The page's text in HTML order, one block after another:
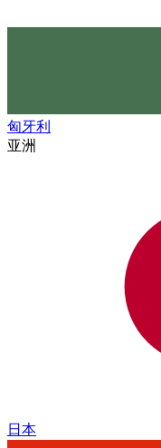
匈牙利
亚洲
日本